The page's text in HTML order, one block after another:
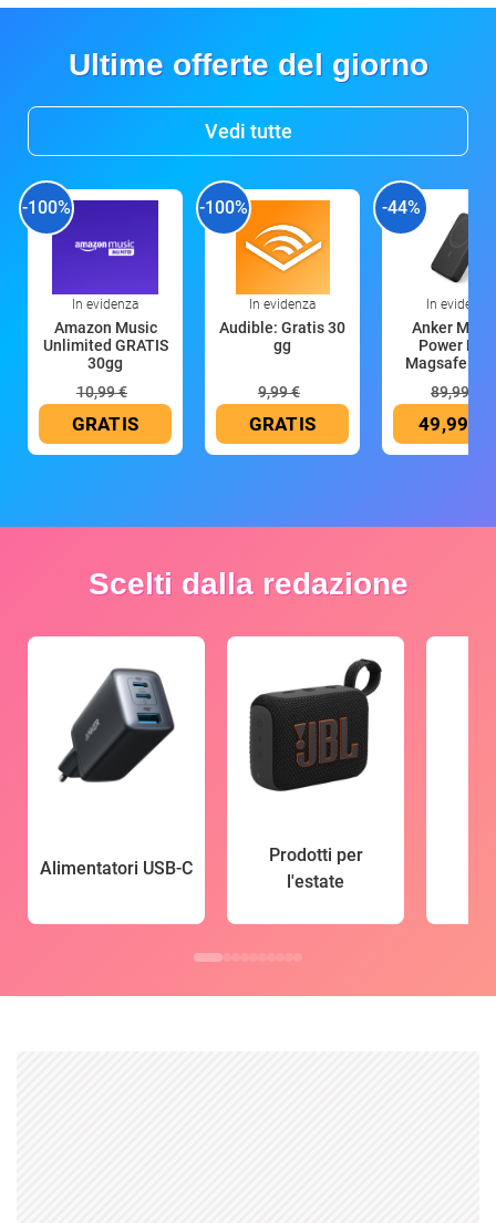
Ultime offerte del giorno
Vedi tutte
-100%
In evidenza
Amazon Music
Unlimited GRATIS
30gg
10,99 €
GRATIS
-100%
In evidenza
Audible: Gratis 30
gg
9,99 €
GRATIS
-44%
In evidenza
Anker
Power
Magsafe
89,99 €
49,99 €
Scelti dalla redazione
Alimentatori USB-C
Prodotti per
l'estate